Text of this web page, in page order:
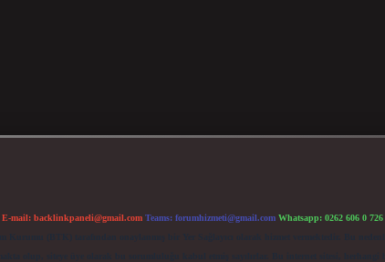
E-mail: backlinkpaneli@gmail.com Teams: forumhizmeti@gmail.com Whatsapp: 0262 606 0 726